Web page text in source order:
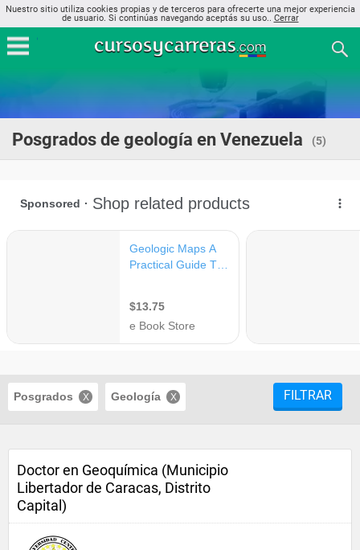
Nuestro sitio utiliza cookies propias y de terceros para ofrecerte una mejor experiencia
de usuario. Si continúas navegando aceptás su uso.. Cerrar
Posgrados de geología en Venezuela (5)
Posgrados Geología FILTRAR
Doctor en Geoquímica (Municipio
Libertador de Caracas, Distrito
Capital)